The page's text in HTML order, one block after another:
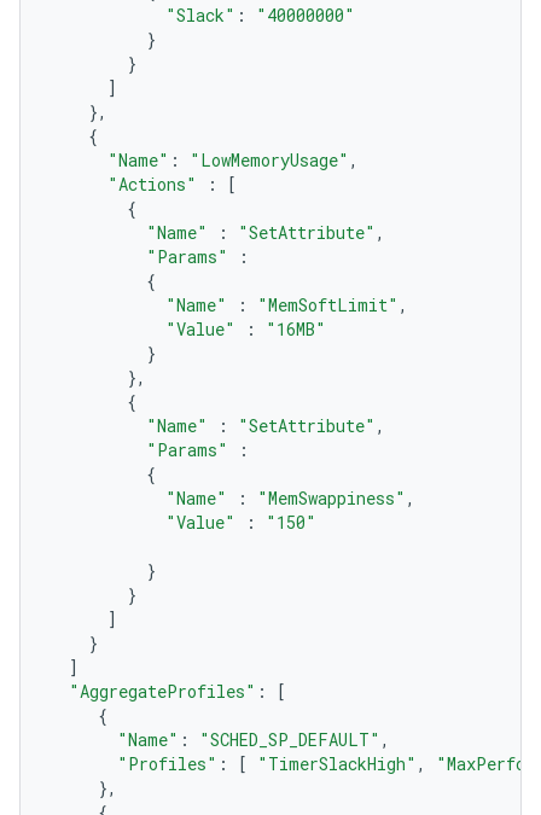
"Slack" :
"40000000"
}
}
]
},
{
"Name" : "LowMemoryUsage" ,
"Actions"
:
[
{
"Name"
: "SetAttribute" ,
"Params"
:
{
"Name"
: "MemSoftLimit" ,
"Value"
:
"16MB"
}
},
{
"Name"
: "SetAttribute" ,
"Params"
:
{
"Name"
: "MemSwappiness" ,
"Value"
: "150"
}
}
]
}
]
"AggregateProfiles" :
[
{
"Name" : "SCHED_SP_DEFAULT" ,
"Profiles" : [ "TimerSlackHigh" ,
},